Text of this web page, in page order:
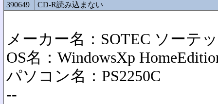
390649
CD-R読み込まない
メーカー名：SOTEC ソーテ
OS名：WindowsXp
パソコン名：PS2250C
--